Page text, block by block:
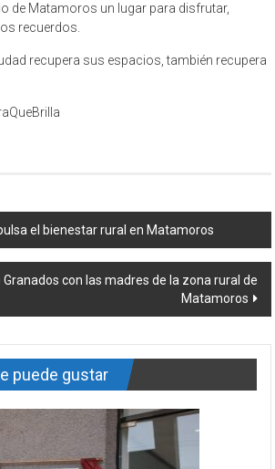
de Matamoros un lugar para disfrutar,
recuerdos.
recupera sus espacios, también recupera
el bienestar rural en Matamoros
con las madres de la zona rural de
Matamoros
puede gustar